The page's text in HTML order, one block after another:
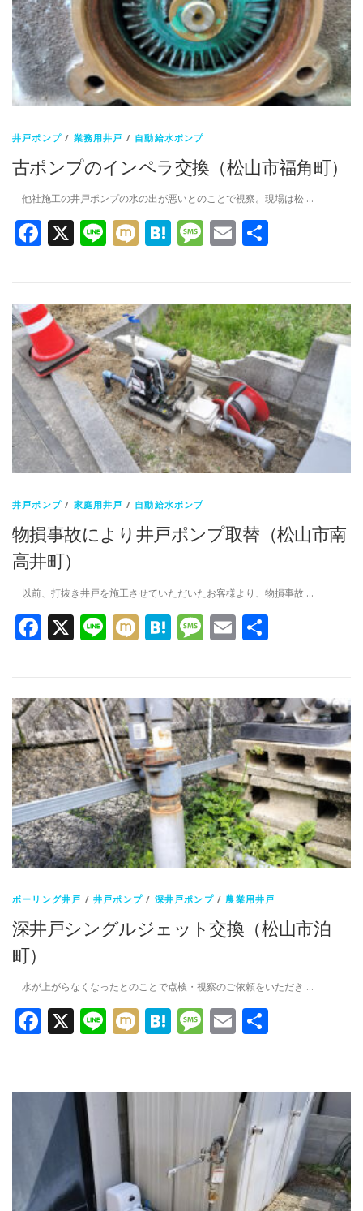
井戸ポンプ / 業務用井戸 / 自動給水ポンプ
古ポンプのインペラ交換（松山市福角町）
他社施工の井戸ポンプの水の出が悪いとのことで視察。現場は松 …
Facebook
X LineMixiHatena
Message
Email
井戸ポンプ / 家庭用井戸 / 自動給水ポンプ
物損事故により井戸ポンプ取替（松山市南
高井町）
以前、打抜き井戸を施工させていただいたお客様より、物損事故 …
Facebook
X LineMixiHatena
Message
Email
ボーリング井戸 /井戸ポンプ / 深井戸ポンプ/ 農業用井戸
深井戸シングルジェット交換（松山市泊
町）
水が上がらなくなったとのことで点検・視察のご依頼をいただき …
Facebook
X LineMixiHatena
Message
Email